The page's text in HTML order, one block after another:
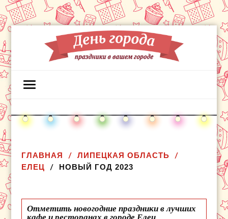
ГЛАВНАЯ
ЛИПЕЦКАЯ ОБЛАСТЬ
ЕЛЕЦ
НОВЫЙ ГОД 2023
Отметить новогодние праздники в лучших